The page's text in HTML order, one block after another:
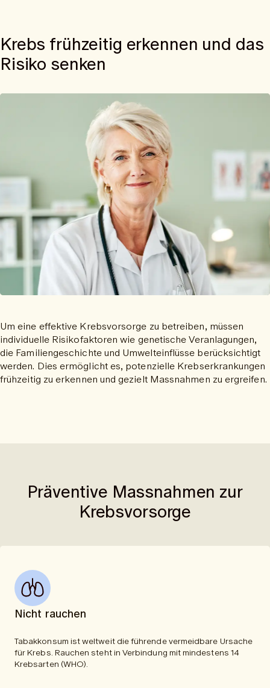
Krebs frühzeitig erkennen und das
Risiko senken
Um eine effektive Krebsvorsorge zu betreiben, müssen
individuelle Risikofaktoren wie genetische Veranlagungen,
die Familiengeschichte und Umwelteinflüsse berücksichtigt
werden. Dies ermöglicht es, potenzielle Krebserkrankungen
frühzeitig zu erkennen und gezielt Massnahmen zu ergreifen.
Präventive Massnahmen zur
Krebsvorsorge
Nicht rauchen
Tabakkonsum ist weltweit die führende vermeidbare Ursache
für Krebs. Rauchen steht in Verbindung mit mindestens 14
Krebsarten (WHO).